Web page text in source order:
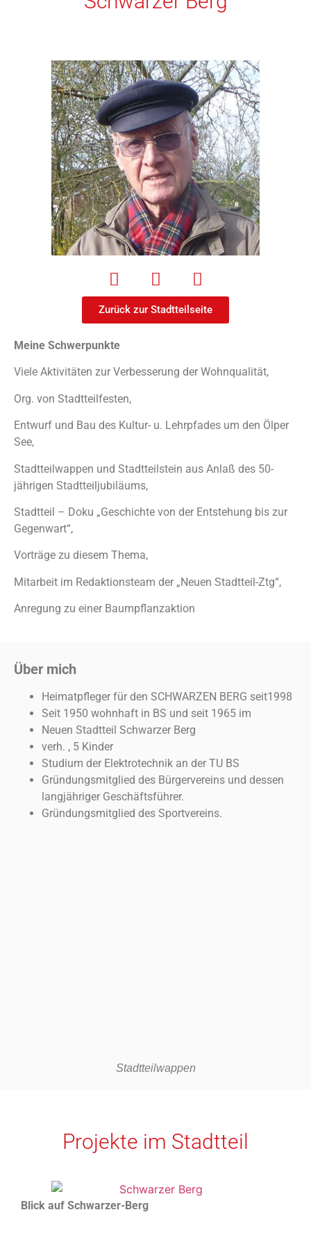
Zurück zur Stadtteilseite
Meine Schwerpunkte
Viele Aktivitäten zur Verbesserung der Wohnqualität,
Org. von Stadtteilfesten,
Entwurf und Bau des Kultur- u. Lehrpfades um den Ölper
See,
Stadtteilwappen und Stadtteilstein aus Anlaß des 50-
jährigen Stadtteiljubiläums,
Stadtteil – Doku „Geschichte von der Entstehung bis zur
Gegenwart“,
Vorträge zu diesem Thema,
Mitarbeit im Redaktionsteam der „Neuen Stadtteil-Ztg“,
Anregung zu einer Baumpflanzaktion
Über mich
Heimatpfleger für den SCHWARZEN BERG seit1998
Seit 1950 wohnhaft in BS und seit 1965 im
Neuen Stadtteil Schwarzer Berg
verh. , 5 Kinder
Studium der Elektrotechnik an der TU BS
Gründungsmitglied des Bürgervereins und dessen
langjähriger Geschäftsführer.
Gründungsmitglied des Sportvereins.
Stadtteilwappen
Projekte im Stadtteil
Blick auf Schwarzer-Berg